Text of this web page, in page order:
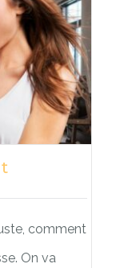
comment
On va